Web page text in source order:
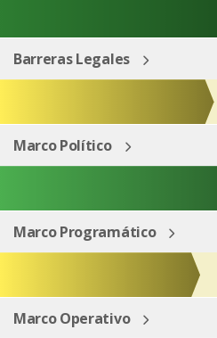
Barreras Legales
Marco Político
Marco Programático
Marco Operativo